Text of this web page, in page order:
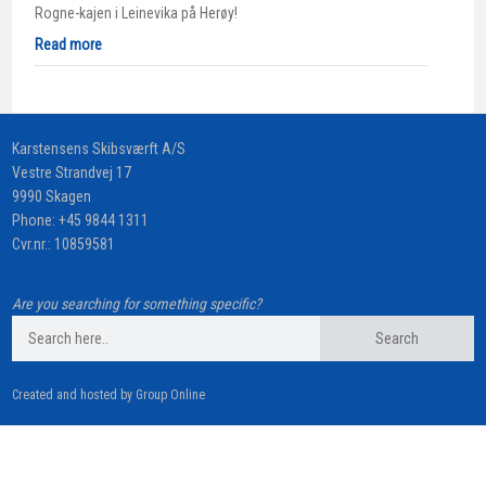
Rogne-kajen i Leinevika på Herøy!
Read more
​Karstensens Skibsværft A/S
Vestre Strandvej 17
9990 Skagen
Phone: +45 9844 1311
Cvr.nr.: 10859581
Are you searching for something specific?
Created and hosted by Group Online